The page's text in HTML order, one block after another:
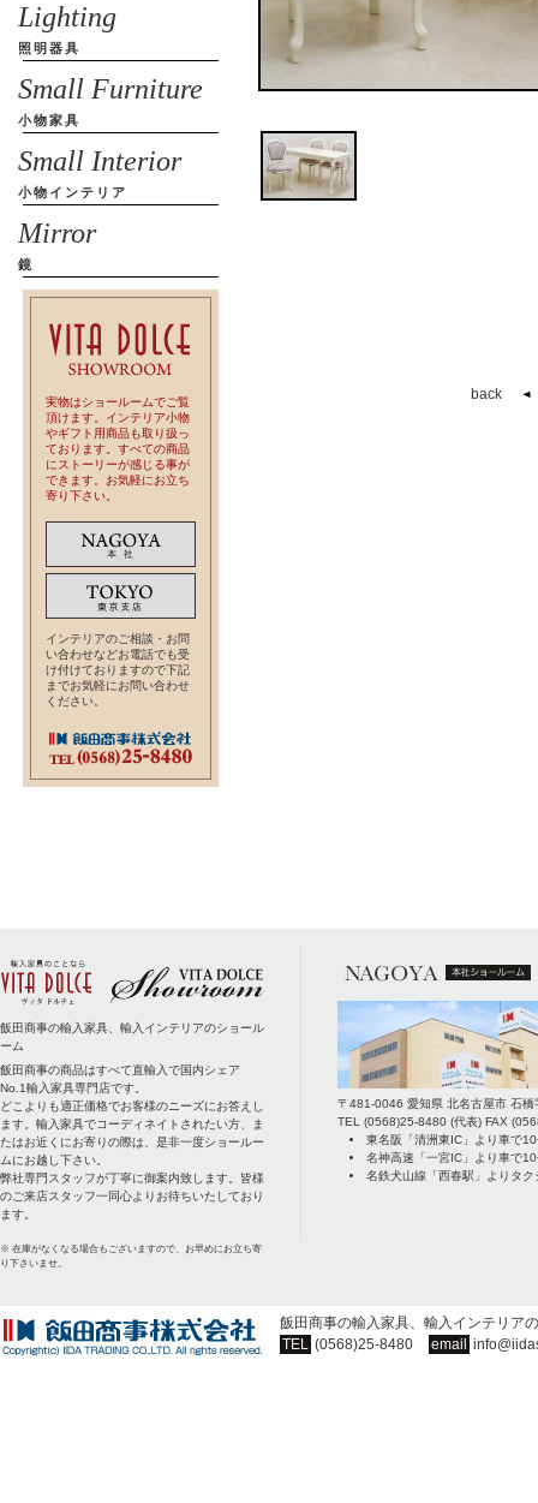
back
Lighting
照明器具
Small Furniture
小物家具
Small Interior
小物インテリア
Mirror
鏡
実物はショールームでご覧
頂けます。インテリア小物
やギフト用商品も取り扱っ
ております。すべての商品
にストーリーが感じる事が
できます。お気軽にお立ち
寄り下さい。
インテリアのご相談・お問
い合わせなどお電話でも受
け付けておりますので下記
までお気軽にお問い合わせ
ください。
飯田商事の輸入家具、輸入インテリアのショール
ーム
飯田商事の商品はすべて直輸入で国内シェア
No.1輸入家具専門店です。
どこよりも適正価格でお客様のニーズにお答えし
ます。輸入家具でコーディネイトされたい方、ま
たはお近くにお寄りの際は、是非一度ショールー
ムにお越し下さい。
弊社専門スタッフが丁寧に御案内致します。皆様
のご来店スタッフ一同心よりお待ちいたしており
ます。
※ 在庫がなくなる場合もございますので、お早めにお立ち寄
り下さいませ。
〒 481-0046 愛知県 北名古屋市 石橋
TEL (0568)25-8480 (代表) FAX
東名阪「清洲東IC」より車で
名神高速「一宮IC」より車で
名鉄犬山線「西春駅」よりタ
飯田商事の輸入家具、輸入インテリア
TEL (0568)25-8480 email